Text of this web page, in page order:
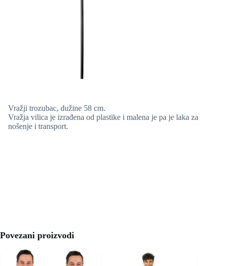
Vražji trozubac, dužine 58 cm.
Vražja vilica je izrađena od plastike i malena je pa je laka za
nošenje i transport.
Povezani proizvodi